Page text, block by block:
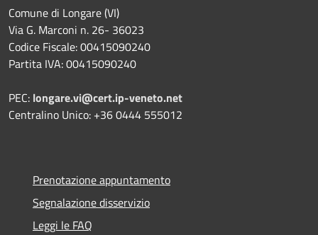
Comune di Longare (VI)
Via G. Marconi n. 26- 36023
Codice Fiscale: 00415090240
Partita IVA: 00415090240
PEC: longare.vi@cert.ip-veneto.net
Centralino Unico: +36 0444 555012
Prenotazione appuntamento
Segnalazione disservizio
Leggi le FAQ